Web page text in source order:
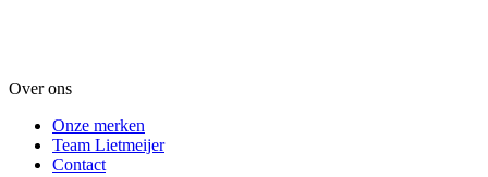
Over ons
Onze merken
Team Lietmeijer
Contact